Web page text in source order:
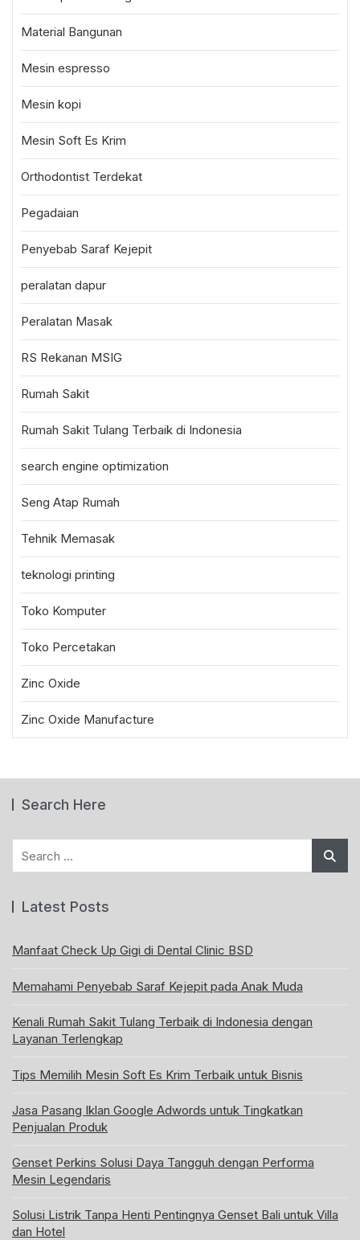
Material Bangunan
Mesin espresso
Mesin kopi
Mesin Soft Es Krim
Orthodontist Terdekat
Pegadaian
Penyebab Saraf Kejepit
peralatan dapur
Peralatan Masak
RS Rekanan MSIG
Rumah Sakit
Rumah Sakit Tulang Terbaik di Indonesia
search engine optimization
Seng Atap Rumah
Tehnik Memasak
teknologi printing
Toko Komputer
Toko Percetakan
Zinc Oxide
Zinc Oxide Manufacture
Search Here
Latest Posts
Manfaat Check Up Gigi di Dental Clinic BSD
Memahami Penyebab Saraf Kejepit pada Anak Muda
Kenali Rumah Sakit Tulang Terbaik di Indonesia dengan
Layanan Terlengkap
Tips Memilih Mesin Soft Es Krim Terbaik untuk Bisnis
Jasa Pasang Iklan Google Adwords untuk Tingkatkan
Penjualan Produk
Genset Perkins Solusi Daya Tangguh dengan Performa
Mesin Legendaris
Solusi Listrik Tanpa Henti Pentingnya Genset Bali untuk Villa
dan Hotel